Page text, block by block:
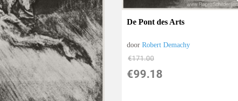
De Pont des Arts
doorRobert Demachy
€171.00
€99.18